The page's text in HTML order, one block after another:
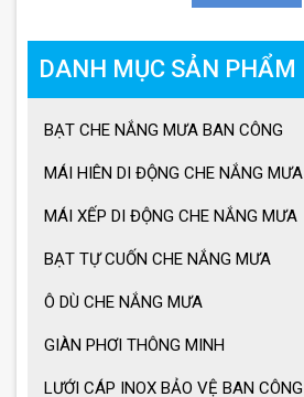
DANH MỤC SẢN PHẨM
BẠT CHE NẮNG MƯA BAN CÔNG
MÁI HIÊN DI ĐỘNG CHE NẮNG MƯA
MÁI XẾP DI ĐỘNG CHE NẮNG MƯA
BẠT TỰ CUỐN CHE NẮNG MƯA
Ô DÙ CHE NẮNG MƯA
GIÀN PHƠI THÔNG MINH
LƯỚI CÁP INOX BẢO VỆ BAN CÔNG